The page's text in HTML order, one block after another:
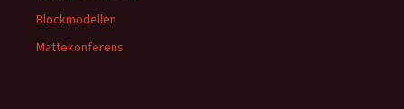
Blockmodellen
Mattekonferens